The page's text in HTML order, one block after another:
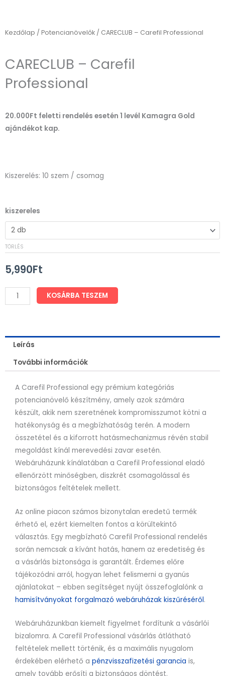
Kezdőlap / Potencianövelők / CARECLUB – Carefil Professional
CARECLUB – Carefil
Professional
20.000Ft feletti rendelés esetén 1 levél Kamagra Gold
ajándékot kap.
Kiszerelés: 10 szem / csomag
kiszereles
TÖRLÉS
5,990Ft
CARECLUB
-
Carefil
Professional
KOSÁRBA TESZEM
Leírás
További információk
A Carefil Professional egy prémium kategóriás
potencianövelő készítmény, amely azok számára
készült, akik nem szeretnének kompromisszumot kötni a
hatékonyság és a megbízhatóság terén. A modern
összetétel és a kiforrott hatásmechanizmus révén stabil
megoldást kínál merevedési zavar esetén.
Webáruházunk kínálatában a Carefil Professional eladó
ellenőrzött minőségben, diszkrét csomagolással és
biztonságos feltételek mellett.
Az online piacon számos bizonytalan eredetű termék
érhető el, ezért kiemelten fontos a körültekintő
választás. Egy megbízható Carefil Professional rendelés
során nemcsak a kívánt hatás, hanem az eredetiség és
a vásárlás biztonsága is garantált. Érdemes előre
tájékozódni arról, hogyan lehet felismerni a gyanús
ajánlatokat – ebben segítséget nyújt összefoglalónk a
hamisítványokat forgalmazó webáruházak kiszűréséről.
Webáruházunkban kiemelt figyelmet fordítunk a vásárlói
bizalomra. A Carefil Professional vásárlás átlátható
feltételek mellett történik, és a maximális nyugalom
érdekében elérhető a pénzvisszafizetési garancia is,
amely tovább erősíti a biztonságos döntést.